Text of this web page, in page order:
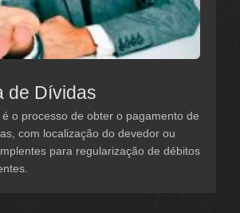
de Dívidas
o processo de obter o pagamento de
com localização do devedor ou
para regularização de débitos